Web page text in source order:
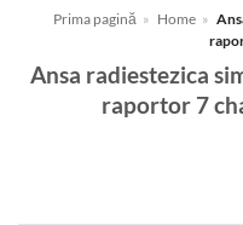
Prima pagină » Home »
Ansa radiestezica
raportor 7